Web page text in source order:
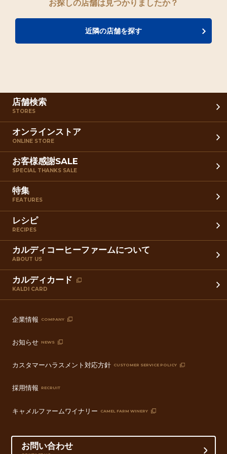
お探しの店舗は見つかりましたか？
近隣の店舗を探す
店舗検索
STORES
オンラインストア
ONLINE STORE
お客様感謝SALE
SPECIAL THANKS SALE
特集
FEATURES
レシピ
RECIPES
カルディコーヒーファームについて
ABOUT US
カルディカード
KALDI CARD
企業情報 COMPANY
お知らせ NEWS
カスタマーハラスメント対応方針 CUSTOMER SERVICE POLICY
採用情報 RECRUIT
キャメルファームワイナリー CAMEL FARM WINERY
お問い合わせ